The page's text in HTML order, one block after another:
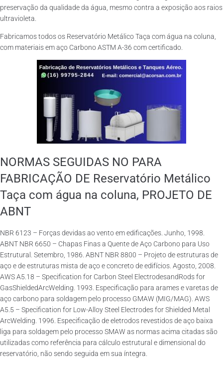
preservação da qualidade da água, mesmo contra a exposição aos raios
ultravioleta.
Fabricamos todos os Reservatório Metálico Taça com água na coluna,
com materiais em aço Carbono ASTM A-36 com certificado.
NORMAS SEGUIDAS NO PARA
FABRICAÇÃO DE Reservatório Metálico
Taça com água na coluna, PROJETO DE
ABNT
NBR 6123 – Forças devidas ao vento em edificações. Junho, 1998.
ABNT NBR 6650 – Chapas Finas a Quente de Aço Carbono para Uso
Estrutural. Setembro, 1986. ABNT NBR 8800 – Projeto de estruturas de
aço e de estruturas mista de aço e concreto de edifícios. Agosto, 2008.
AWS A5.18 – Specification for Carbon Steel ElectrodesandRods for
GasShieldedArcWelding. 1993. Especificação para arames e varetas de
aço carbono para soldagem pelo processo GMAW (MIG/MAG). AWS
A5.5 – Specification for Low-Alloy Steel Electrodes for Shielded Metal
ArcWelding. 1996. Especificação de eletrodos revestidos de aço baixa
liga para soldagem pelo processo SMAW as normas acima citadas são
utilizadas como referência para cálculo estrutural e dimensional do
reservatório, não sendo seguida em sua íntegra.